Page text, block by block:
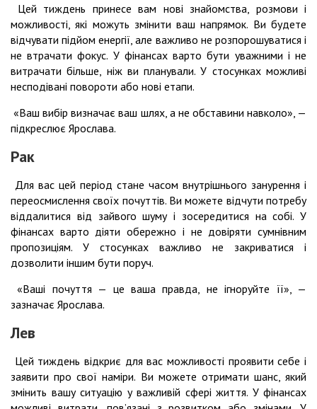
Цей тиждень принесе вам нові знайомства, розмови і
можливості, які можуть змінити ваш напрямок. Ви будете
відчувати підйом енергії, але важливо не розпорошуватися і
не втрачати фокус. У фінансах варто бути уважними і не
витрачати більше, ніж ви планували. У стосунках можливі
несподівані повороти або нові етапи.
«Ваш вибір визначає ваш шлях, а не обставини навколо», —
підкреслює Ярослава.
Рак
Для вас цей період стане часом внутрішнього занурення і
переосмислення своїх почуттів. Ви можете відчути потребу
віддалитися від зайвого шуму і зосередитися на собі. У
фінансах варто діяти обережно і не довіряти сумнівним
пропозиціям. У стосунках важливо не закриватися і
дозволити іншим бути поруч.
«Ваші почуття — це ваша правда, не ігноруйте її», —
зазначає Ярослава.
Лев
Цей тиждень відкриє для вас можливості проявити себе і
заявити про свої наміри. Ви можете отримати шанс, який
змінить вашу ситуацію у важливій сфері життя. У фінансах